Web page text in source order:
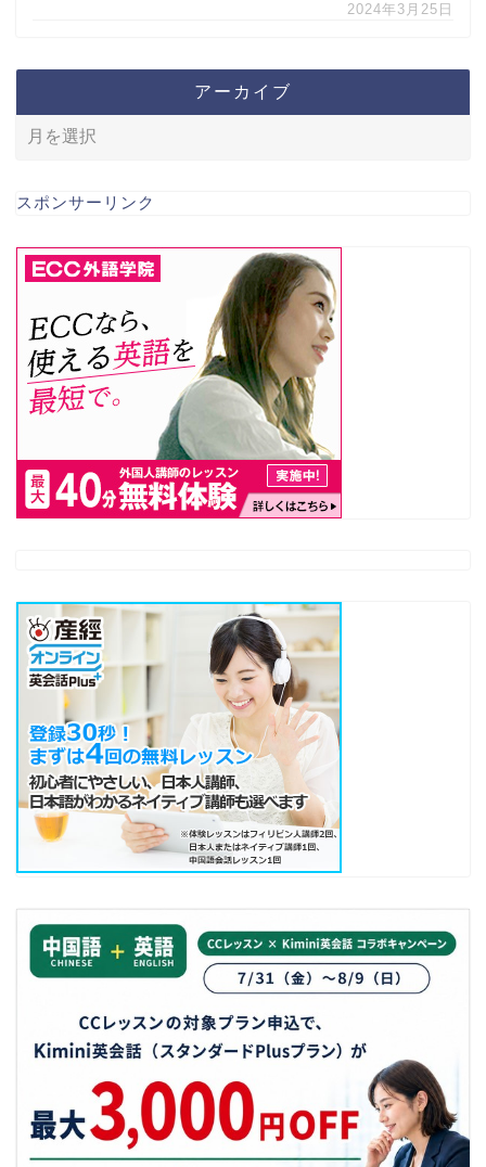
2024年3月25日
アーカイブ
スポンサーリンク